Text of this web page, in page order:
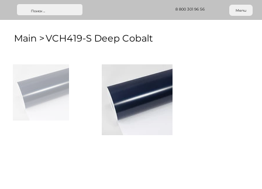
8 800 301 96 56 Menu
Main >VCH419-S Deep Cobalt